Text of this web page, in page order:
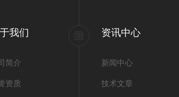
我们
简介
资质
资讯中心
新闻中心
技术文章